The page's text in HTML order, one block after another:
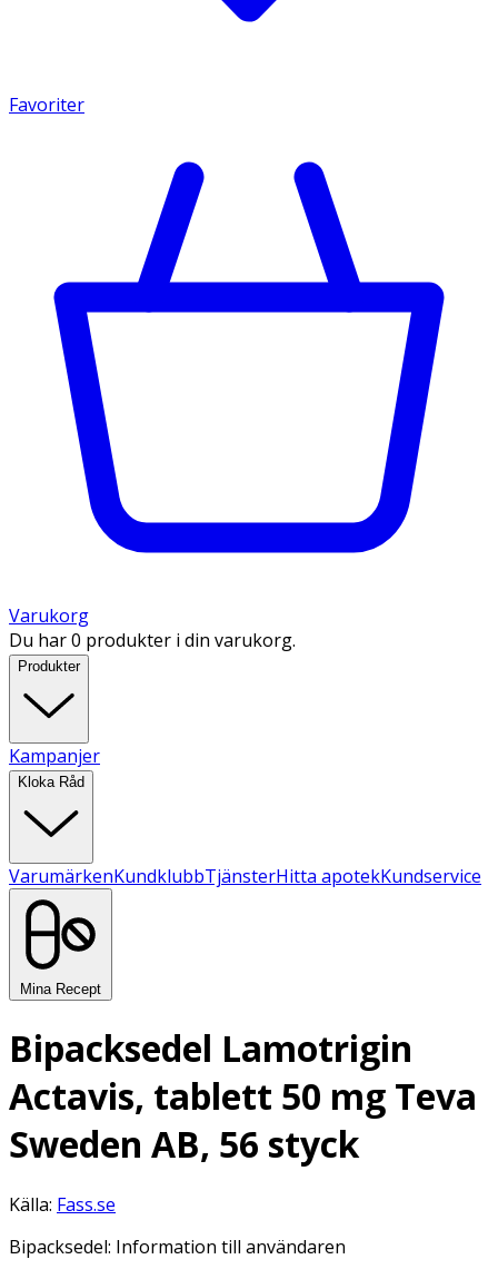
Favoriter
Varukorg
Du har 0 produkter i din varukorg.
Produkter
Kampanjer
Kloka Råd
VarumärkenKundklubbTjänsterHitta apotekKundservice
Mina Recept
Bipacksedel Lamotrigin
Actavis, tablett 50 mg Teva
Sweden AB, 56 styck
Källa: Fass.se
Bipacksedel: Information till användaren